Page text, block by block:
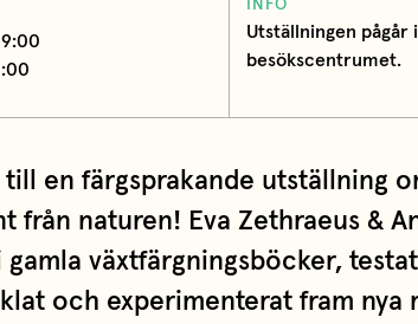
INFO
Utställningen pågår
besökscentrumet.
till en färgsprakande utställning
från naturen! Eva Zethraeus &
växtfärgningsböcker,
och experimenterat fram nya